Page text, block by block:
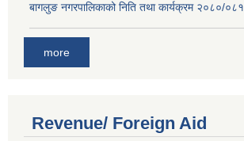
बागलुङ नगरपालिकाको निति तथा कार्यक्रम २०८०/०८१
more
Revenue/ Foreign Aid